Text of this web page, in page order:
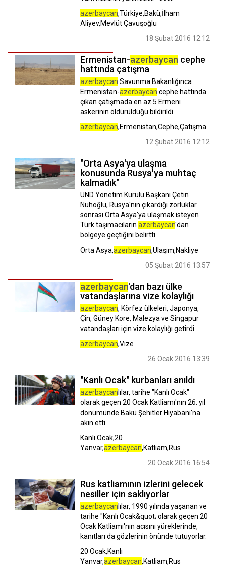
azerbaycan,Türkiye,Bakü,İlham
Aliyev,Mevlüt Çavuşoğlu
18 Şubat 2016 12:12
Ermenistan-azerbaycan cephe
hattında çatışma
azerbaycan Savunma Bakanlığınca
Ermenistan-azerbaycan cephe hattında
çıkan çatışmada en az 5 Ermeni
askerinin öldürüldüğü bildirildi.
azerbaycan,Ermenistan,Cephe,Çatışma
12 Şubat 2016 12:12
"Orta Asya'ya ulaşma
konusunda Rusya'ya muhtaç
kalmadık"
UND Yönetim Kurulu Başkanı Çetin
Nuhoğlu, Rusya'nın çıkardığı zorluklar
sonrası Orta Asya'ya ulaşmak isteyen
Türk taşımacıların azerbaycan'dan
bölgeye geçtiğini belirtti.
Orta Asya,azerbaycan,Ulaşım,Nakliye
05 Şubat 2016 13:57
azerbaycan'dan bazı ülke
vatandaşlarına vize kolaylığı
azerbaycan, Körfez ülkeleri, Japonya,
Çin, Güney Kore, Malezya ve Singapur
vatandaşları için vize kolaylığı getirdi.
azerbaycan,Vize
26 Ocak 2016 13:39
"Kanlı Ocak" kurbanları anıldı
azerbaycan lılar, tarihe "Kanlı Ocak"
olarak geçen 20 Ocak Katliamı'nın 26. yıl
dönümünde Bakü Şehitler Hiyabanı'na
akın etti.
Kanlı Ocak,20
Yanvar,azerbaycan,Katliam,Rus
20 Ocak 2016 16:54
Rus katliamının izlerini gelecek
nesiller için saklıyorlar
azerbaycan lılar, 1990 yılında yaşanan ve
tarihe "Kanlı Ocak&quot; olarak geçen 20
Ocak Katliamı'nın acısını yüreklerinde,
kanıtları da gözlerinin önünde tutuyorlar.
20 Ocak,Kanlı
Yanvar,azerbaycan,Katliam,Rus